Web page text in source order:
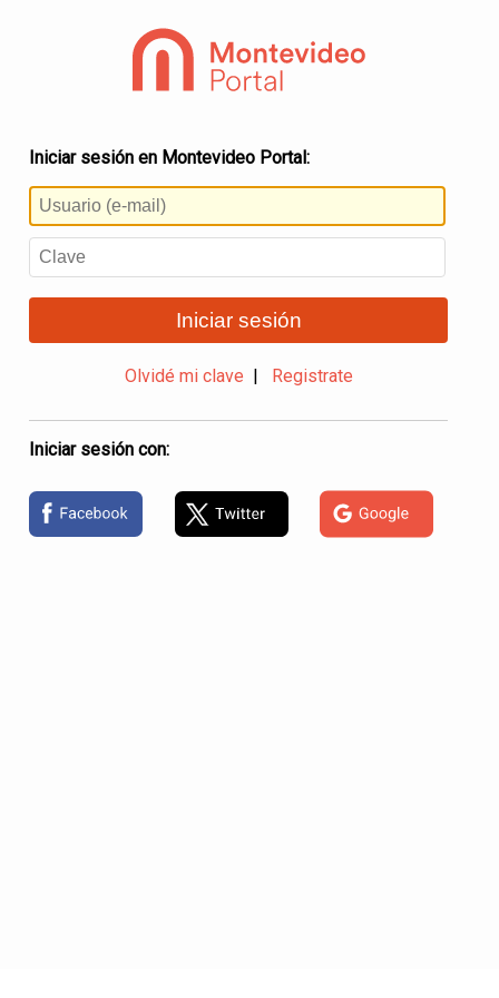
Iniciar sesión en Montevideo Portal:
Iniciar sesión
Olvidé mi clave Registrate
Iniciar sesión con: